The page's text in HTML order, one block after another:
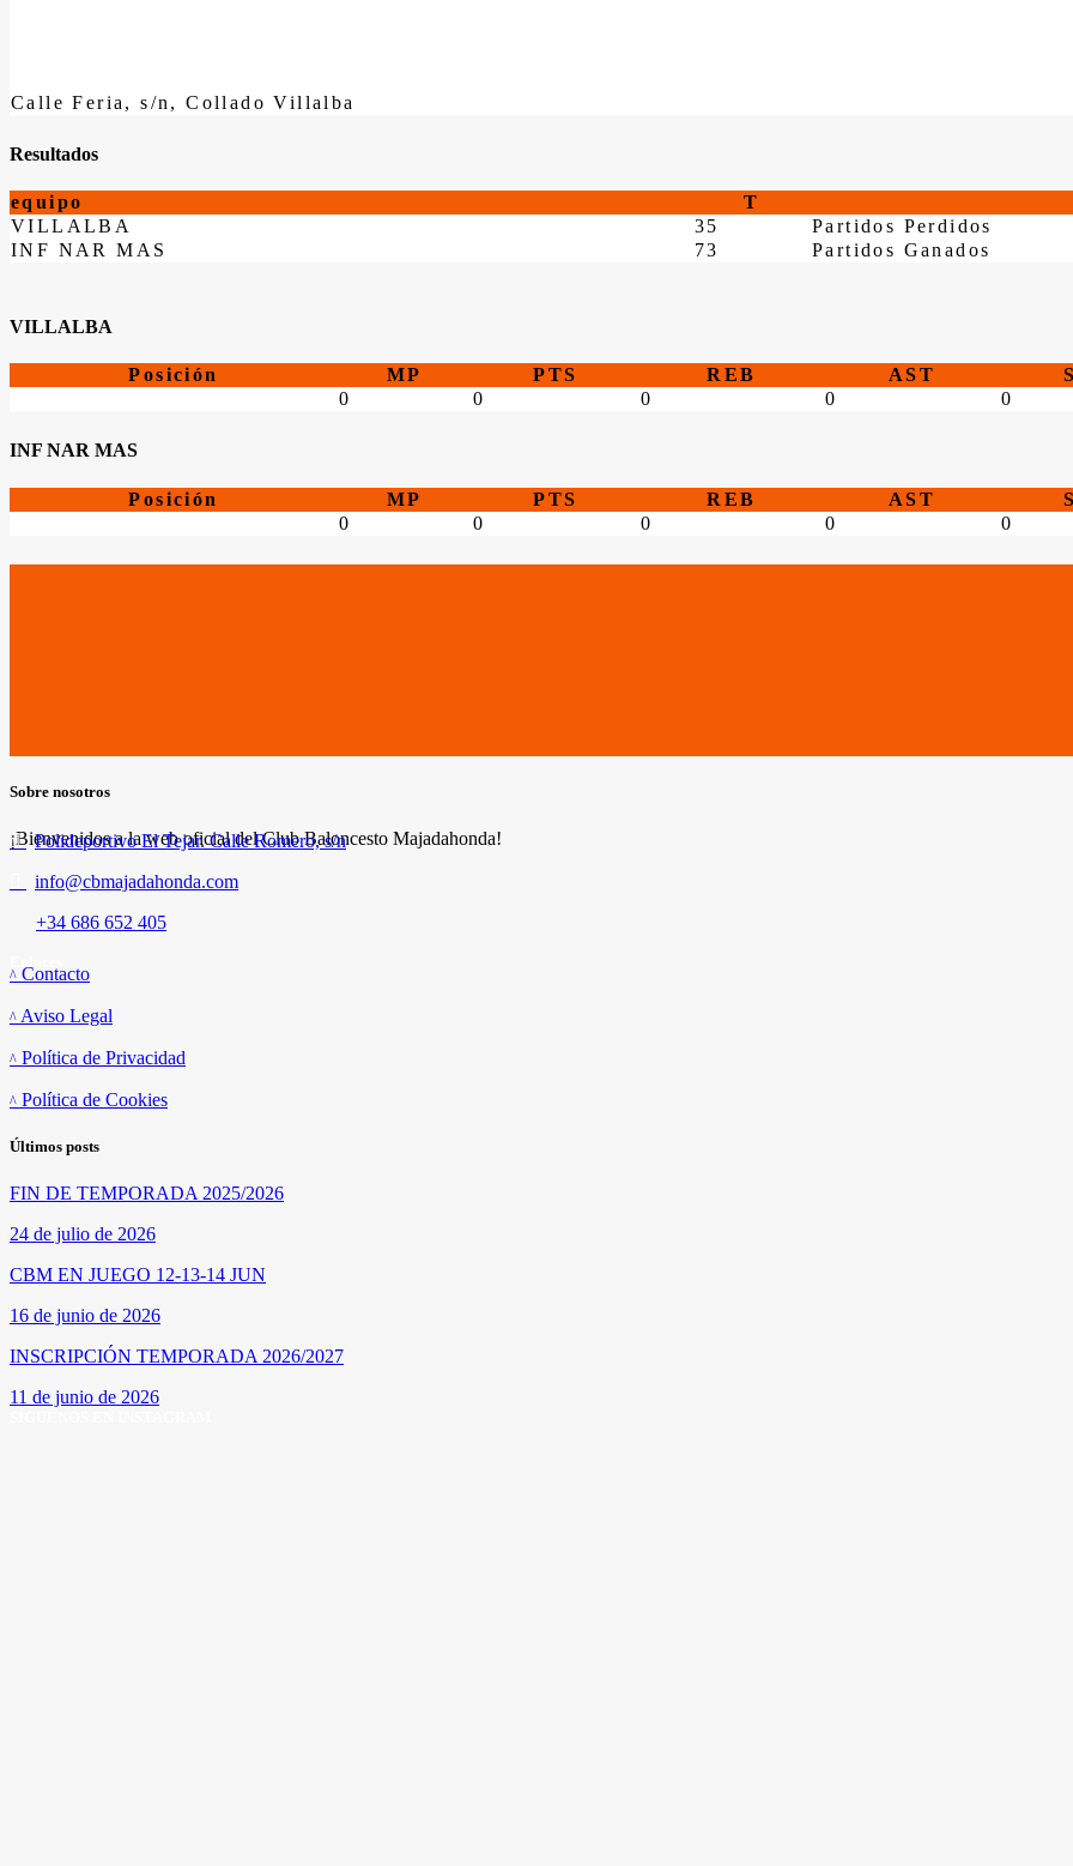
Calle Feria, s/n, Collado Villalba
Resultados
equipo T
VILLALBA
35
Partidos Perdidos
INF NAR MAS
73 Partidos Ganados
VILLALBA
Posición MP PTS REB AST
0
0 0 0 0
INF NAR MAS
Posición MP PTS REB AST
0
0 0 0 0
Sobre nosotros
¡Bienvenidos a la web oficial del Club Baloncesto Majadahonda!
Polideportivo El Tejar. Calle Romero, s/n
info@cbmajadahonda.com
+34 686 652 405
Contacto
Aviso Legal
Política de Privacidad
Política de Cookies
Últimos posts
FIN DE TEMPORADA 2025/2026
24 de julio de 2026
CBM EN JUEGO 12-13-14 JUN
16 de junio de 2026
INSCRIPCIÓN TEMPORADA 2026/2027
11 de junio de 2026